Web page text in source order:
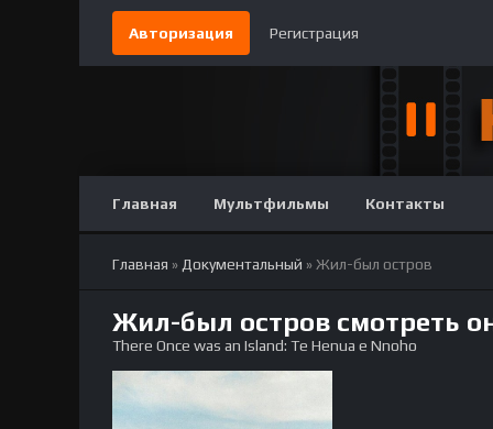
Авторизация Регистрация
Главная Мультфильмы Контакты
Главная » Документальный » Жил-был остров
Жил-был остров смотреть
There Once was an Island: Te Henua e Nnoho